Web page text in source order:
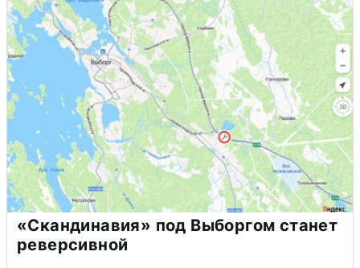
«Скандинавия» под Выборгом станет
реверсивной